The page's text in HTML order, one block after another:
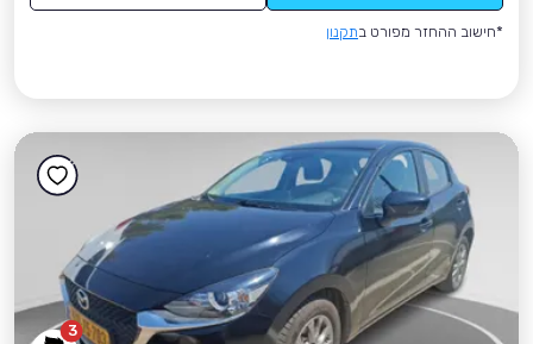
*חישוב ההחזר מפורט בתקנון
3